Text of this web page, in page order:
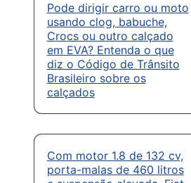
Pode dirigir carro ou moto
usando clog, babuche,
Crocs ou outro calçado
em EVA? Entenda o que
diz o Código de Trânsito
Brasileiro sobre os
calçados
Com motor 1.8 de 132 cv,
porta-malas de 460 litros